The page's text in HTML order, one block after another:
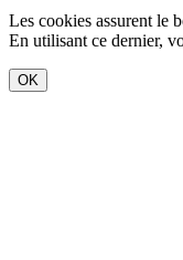
Les cookies assurent le
En utilisant ce dernier,
OK